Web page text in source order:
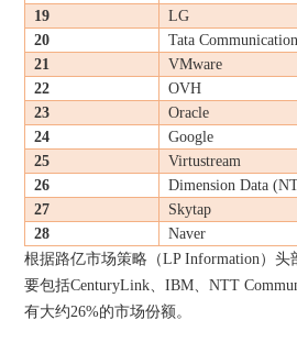
19
LG
20
Tata
21
VMware
22
OVH
23
Oracle
24
Google
25
Virtustream
26
Dimension Data
27
Skytap
28
Naver
根据路亿市场策略（LP Information）头
要包括CenturyLink、IBM、NTT
有大约26%的市场份额。